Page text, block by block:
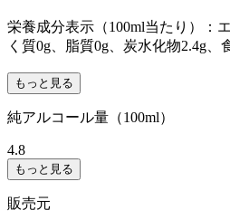
栄養成分表示（100ml当たり）：
く質0g、脂質0g、炭水化物2.4g、
もっと見る
純アルコール量（100ml）
4.8
もっと見る
販売元